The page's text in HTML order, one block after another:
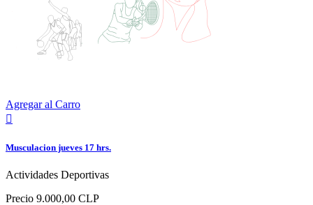
Agregar al Carro

Musculacion jueves 17 hrs.
Actividades Deportivas
Precio 9.000,00 CLP